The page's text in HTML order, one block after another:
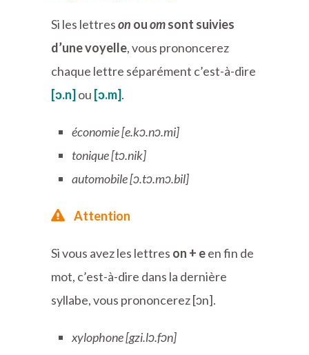
Si les lettreson ouomsont suivies
d’une voyelle, vous prononcerez
chaque lettre séparément c’est-à-dire
[ɔ.n] ou [ɔ.m].
économie [e.kɔ.nɔ.mi]
tonique [tɔ.nik]
automobile [ɔ.tɔ.mɔ.bil]
Attention
Si vous avez les lettres on + een fin de
mot, c’est-à-dire dans la dernière
syllabe, vous prononcerez [ɔn].
xylophone [gzi.lɔ.fɔn]